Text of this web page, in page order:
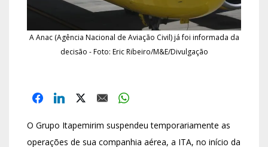
A Anac (Agência Nacional de Aviação Civil) já foi informada da
decisão - Foto: Eric Ribeiro/M&E/Divulgação
O Grupo Itapemirim suspendeu temporariamente as
operações de sua companhia aérea, a ITA, no início da